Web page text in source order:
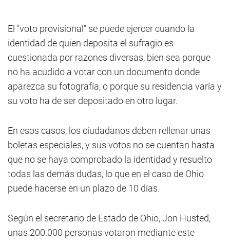
El "voto provisional" se puede ejercer cuando la
identidad de quien deposita el sufragio es
cuestionada por razones diversas, bien sea porque
no ha acudido a votar con un documento donde
aparezca su fotografía, o porque su residencia varía y
su voto ha de ser depositado en otro lugar.
En esos casos, los ciudadanos deben rellenar unas
boletas especiales, y sus votos no se cuentan hasta
que no se haya comprobado la identidad y resuelto
todas las demás dudas, lo que en el caso de Ohio
puede hacerse en un plazo de 10 días.
Según el secretario de Estado de Ohio, Jon Husted,
unas 200.000 personas votaron mediante este